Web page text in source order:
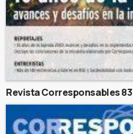
Revista Corresponsables 83